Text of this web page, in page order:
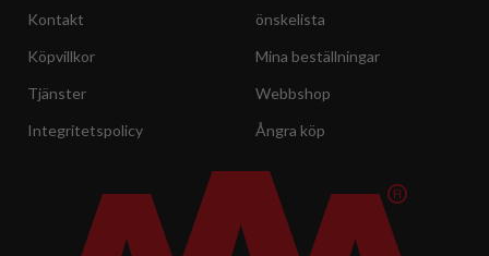
Kontakt
Köpvillkor
Tjänster
Integritetspolicy
önskelista
Mina beställningar
Webbshop
Ångra köp